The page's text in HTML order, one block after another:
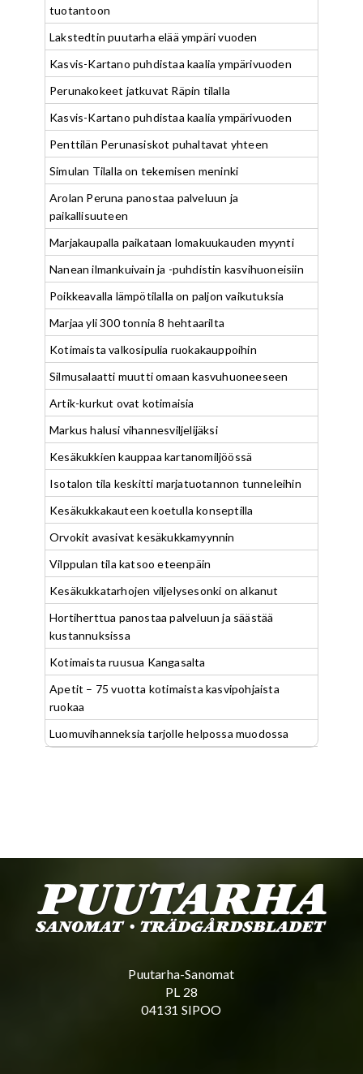
tuotantoon
Lakstedtin puutarha elää ympäri vuoden
Kasvis-Kartano puhdistaa kaalia ympärivuoden
Perunakokeet jatkuvat Räpin tilalla
Kasvis-Kartano puhdistaa kaalia ympärivuoden
Penttilän Perunasiskot puhaltavat yhteen
Simulan Tilalla on tekemisen meninki
Arolan Peruna panostaa palveluun ja
paikallisuuteen
Marjakaupalla paikataan lomakuukauden myynti
Nanean ilmankuivain ja -puhdistin kasvihuoneisiin
Poikkeavalla lämpötilalla on paljon vaikutuksia
Marjaa yli 300 tonnia 8 hehtaarilta
Kotimaista valkosipulia ruokakauppoihin
Silmusalaatti muutti omaan kasvuhuoneeseen
Artik-kurkut ovat kotimaisia
Markus halusi vihannesviljelijäksi
Kesäkukkien kauppaa kartanomiljöössä
Isotalon tila keskitti marjatuotannon tunneleihin
Kesäkukkakauteen koetulla konseptilla
Orvokit avasivat kesäkukkamyynnin
Vilppulan tila katsoo eteenpäin
Kesäkukkatarhojen viljelysesonki on alkanut
Hortiherttua panostaa palveluun ja säästää
kustannuksissa
Kotimaista ruusua Kangasalta
Apetit – 75 vuotta kotimaista kasvipohjaista
ruokaa
Luomuvihanneksia tarjolle helpossa muodossa
Puutarha-Sanomat
PL 28
04131 SIPOO